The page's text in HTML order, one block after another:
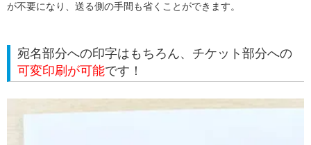
が不要になり、送る側の手間も省くことができます。
宛名部分への印字はもちろん、チケット部分への
可変印刷が可能です！